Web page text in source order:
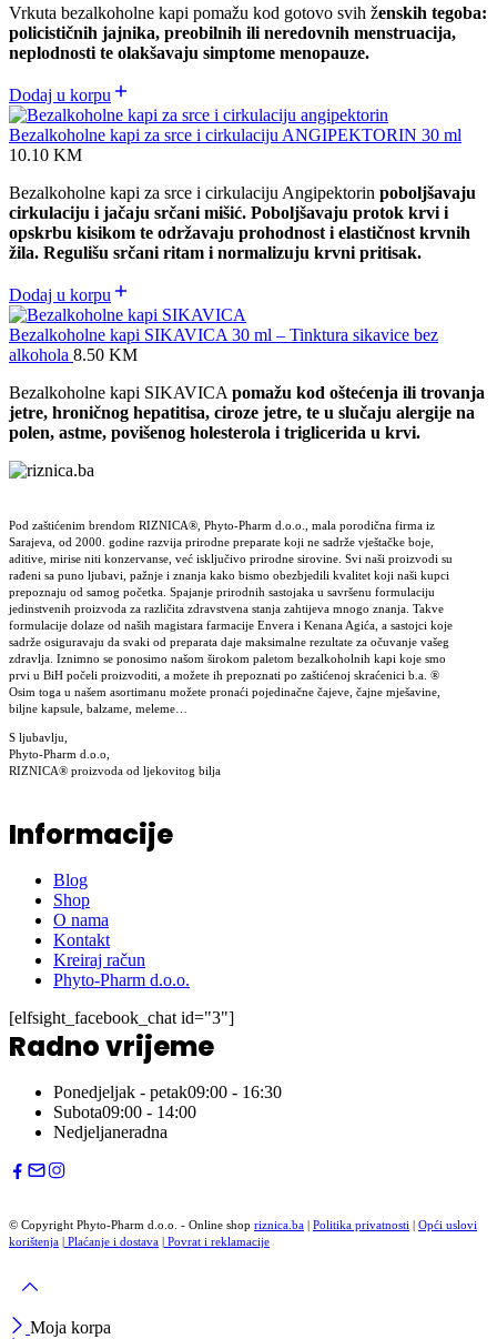
Vrkuta bezalkoholne kapi pomažu kod gotovo svih ženskih tegoba:
policističnih jajnika, preobilnih ili neredovnih menstruacija,
neplodnosti te olakšavaju simptome menopauze.
Dodaj u korpu
Bezalkoholne kapi za srce i cirkulaciju ANGIPEKTORIN 30 ml
10.10 KM
Bezalkoholne kapi za srce i cirkulaciju Angipektorin poboljšavaju
cirkulaciju i jačaju srčani mišić. Poboljšavaju protok krvi i
opskrbu kisikom te održavaju prohodnost i elastičnost krvnih
žila. Regulišu srčani ritam i normalizuju krvni pritisak.
Dodaj u korpu
Bezalkoholne kapi SIKAVICA 30 ml – Tinktura sikavice bez
alkohola 8.50 KM
Bezalkoholne kapi SIKAVICA pomažu kod oštećenja ili trovanja
jetre, hroničnog hepatitisa, ciroze jetre, te u slučaju alergije na
polen, astme, povišenog holesterola i triglicerida u krvi.
Pod zaštićenim brendom RIZNICA®, Phyto-Pharm d.o.o., mala porodična firma iz
Sarajeva, od 2000. godine razvija prirodne preparate koji ne sadrže vještačke boje,
aditive, mirise niti konzervanse, već isključivo prirodne sirovine. Svi naši proizvodi su
rađeni sa puno ljubavi, pažnje i znanja kako bismo obezbjedili kvalitet koji naši kupci
prepoznaju od samog početka. Spajanje prirodnih sastojaka u savršenu formulaciju
jedinstvenih proizvoda za različita zdravstvena stanja zahtijeva mnogo znanja. Takve
formulacije dolaze od naših magistara farmacije Envera i Kenana Agića, a sastojci koje
sadrže osiguravaju da svaki od preparata daje maksimalne rezultate za očuvanje vašeg
zdravlja. Iznimno se ponosimo našom širokom paletom bezalkoholnih kapi koje smo
prvi u BiH počeli proizvoditi, a možete ih prepoznati po zaštićenoj skraćenici b.a. ®
Osim toga u našem asortimanu možete pronaći pojedinačne čajeve, čajne mješavine,
biljne kapsule, balzame, meleme…
S ljubavlju,
Phyto-Pharm d.o.o,
RIZNICA® proizvoda od ljekovitog bilja
Informacije
Blog
Shop
O nama
Kontakt
Kreiraj račun
Phyto-Pharm d.o.o.
[elfsight_facebook_chat id="3"]
Radno vrijeme
Ponedjeljak - petak09:00 - 16:30
Subota09:00 - 14:00
Nedjeljaneradna
© Copyright Phyto-Pharm d.o.o. - Online shop riznica.ba | Politika privatnosti | Opći uslovi
korištenja | Plaćanje i dostava | Povrat i reklamacije
Moja korpa